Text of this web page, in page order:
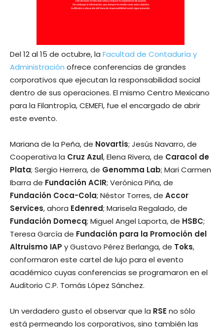
Del 12 al 15 de octubre, la Facultad de Contaduría y
Administración ofrece conferencias de grandes
corporativos que ejecutan la responsabilidad social
dentro de sus operaciones. El mismo Centro Mexicano
para la Filantropía, CEMEFI, fue el encargado de abrir
este evento.
Mariana de la Peña, de Novartis; Jesús Navarro, de
Cooperativa la Cruz Azul, Elena Rivera, de Caracol de
Plata; Sergio Herrera, de Genomma Lab; Mari Carmen
Ibarra de Fundación ACIR; Verónica Piña, de
Fundación Coca-Cola; Néstor Torres, de Accor
Services, ahora Edenred; Marisela Regalado, de
Fundación Domecq; Miguel Angel Laporta, de HSBC;
Teresa García de Fundación para la Promoción del
Altruismo IAP y Gustavo Pérez Berlanga, de Toks,
conformaron este cartel de lujo para el evento
académico cuyas conferencias se programaron en el
Auditorio C.P. Tomás López Sánchez.
Un verdadero gusto el observar que la RSE no sólo
está permeando los corporativos, sino también las